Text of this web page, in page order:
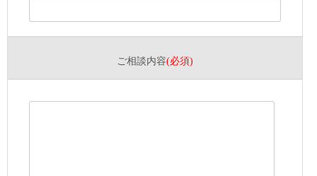
ご相談内容(必須)